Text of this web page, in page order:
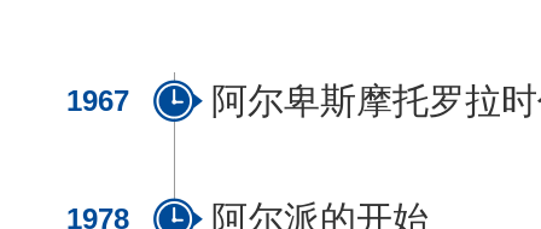
1967 阿尔卑斯摩托罗拉
1978 阿尔派的开始